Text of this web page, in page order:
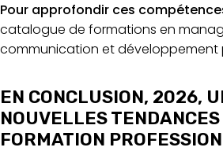
Pour approfondir ces
catalogue de formations en
communication et développement
EN CONCLUSION, 2026,
NOUVELLES
FORMATION